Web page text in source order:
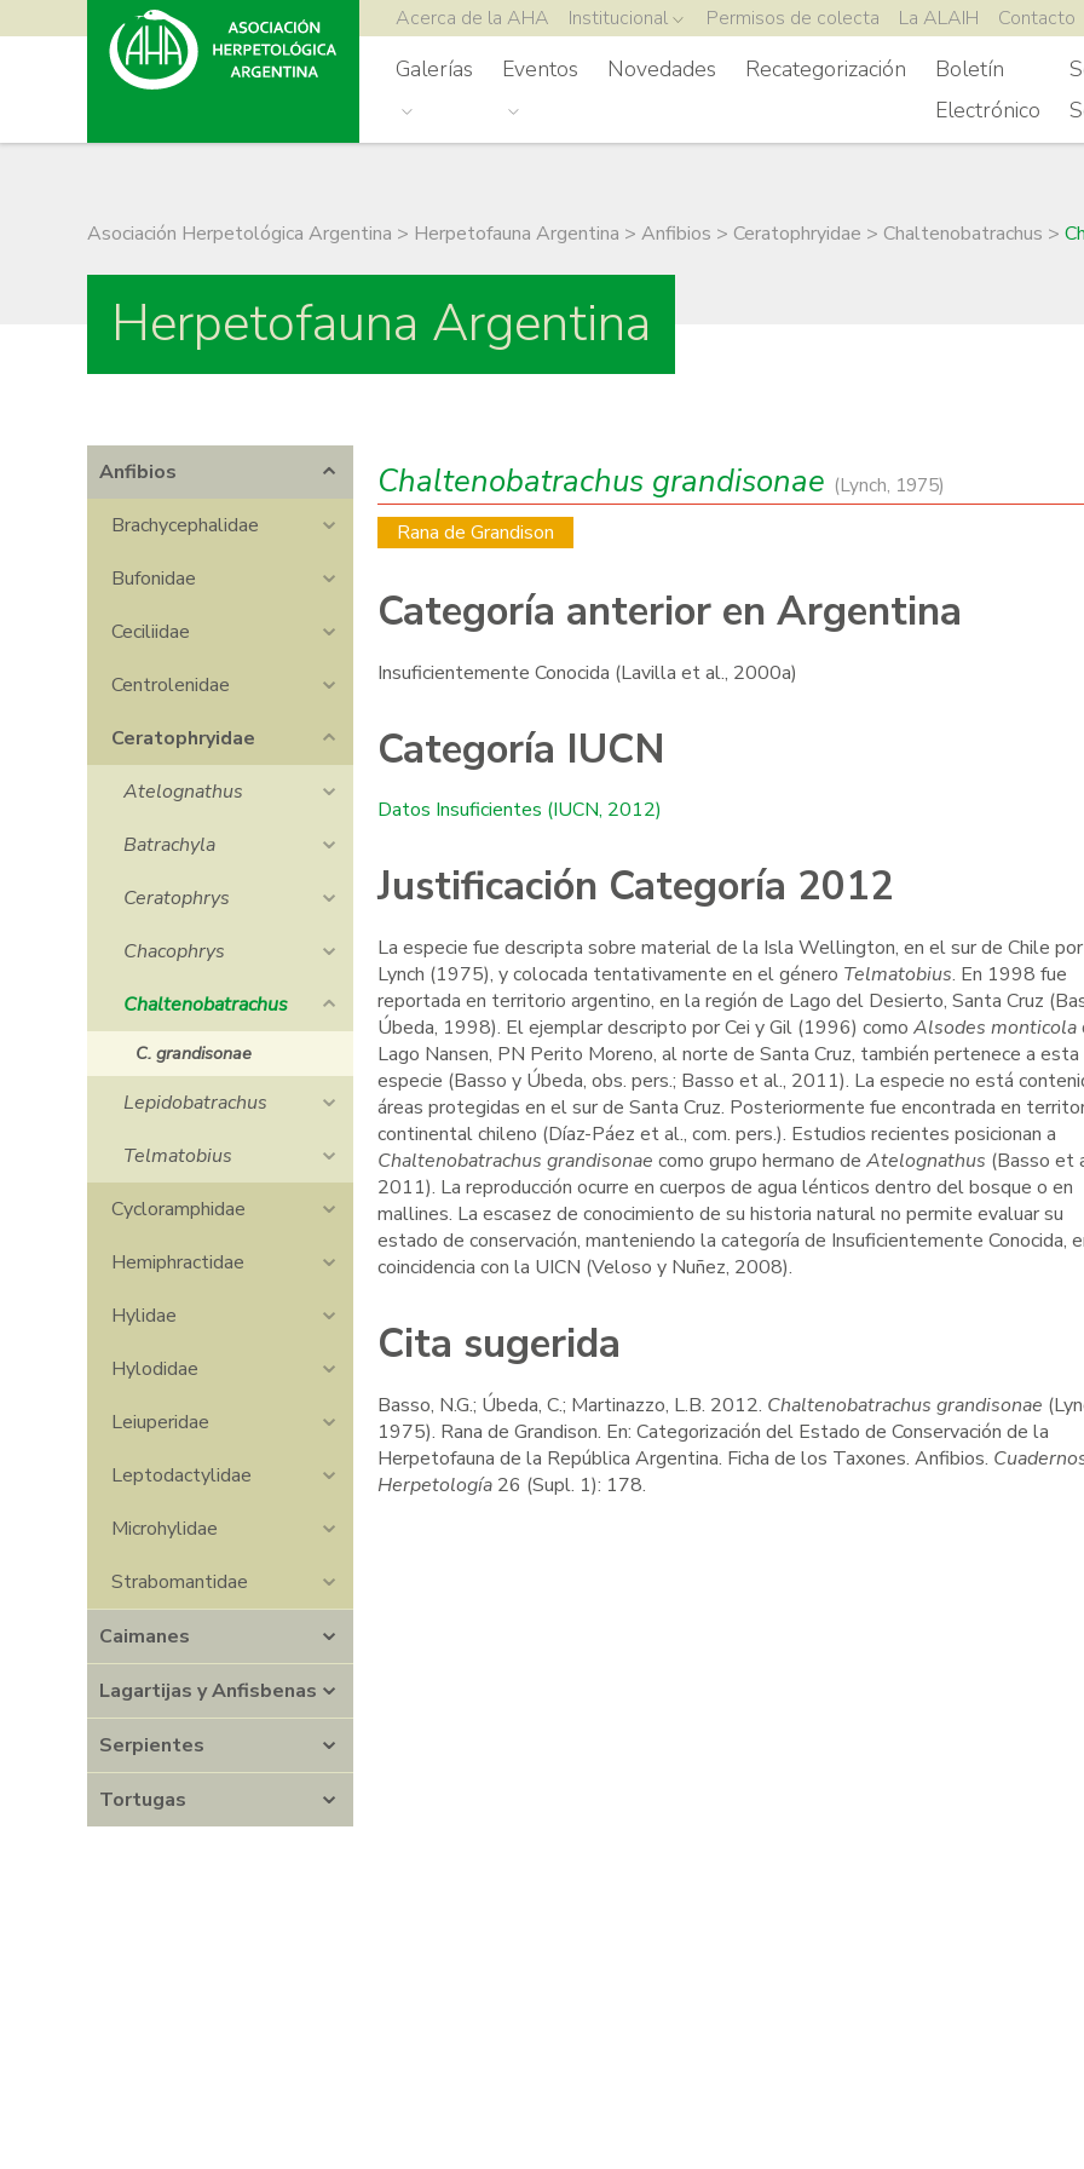
Acerca de la AHA Institucional Permisos de colecta La ALAIH Contacto
Galerías Eventos Novedades Recategorización
Boletín
Electrónico
Asociación Herpetológica Argentina > Herpetofauna Argentina > Anfibios > Ceratophryidae > Chaltenobatrachus >
Herpetofauna Argentina
Anfibios
Brachycephalidae
Bufonidae
Ceciliidae
Centrolenidae
Ceratophryidae
Atelognathus
Batrachyla
Ceratophrys
Chacophrys
Chaltenobatrachus
C. grandisonae
Lepidobatrachus
Telmatobius
Cycloramphidae
Hemiphractidae
Hylidae
Hylodidae
Leiuperidae
Leptodactylidae
Microhylidae
Strabomantidae
Caimanes
Lagartijas y Anfisbenas
Serpientes
Tortugas
Chaltenobatrachus grandisonae (Lynch, 1975)
Rana de Grandison
Categoría anterior en Argentina
Insuficientemente Conocida (Lavilla et al., 2000a)
Categoría IUCN
Datos Insuficientes (IUCN, 2012)
Justificación Categoría 2012
La especie fue descripta sobre material de la Isla Wellington, en el sur de Chile por
Lynch (1975), y colocada tentativamente en el género Telmatobius. En 1998 fue
reportada en territorio argentino, en la región de Lago del Desierto, Santa Cruz
Úbeda, 1998). El ejemplar descripto por Cei y Gil (1996) como Alsodes monticola
Lago Nansen, PN Perito Moreno, al norte de Santa Cruz, también pertenece a esta
especie (Basso y Úbeda, obs. pers.; Basso et al., 2011). La especie no está
áreas protegidas en el sur de Santa Cruz. Posteriormente fue encontrada en
continental chileno (Díaz-Páez et al., com. pers.). Estudios recientes posicionan a
Chaltenobatrachus grandisonae como grupo hermano de Atelognathus (Basso et
2011). La reproducción ocurre en cuerpos de agua lénticos dentro del bosque o en
mallines. La escasez de conocimiento de su historia natural no permite evaluar su
estado de conservación, manteniendo la categoría de Insuficientemente Conocida,
coincidencia con la UICN (Veloso y Nuñez, 2008).
Cita sugerida
Basso, N.G.; Úbeda, C.; Martinazzo, L.B. 2012. Chaltenobatrachus grandisonae
1975). Rana de Grandison. En: Categorización del Estado de Conservación de la
Herpetofauna de la República Argentina. Ficha de los Taxones. Anfibios.
Herpetología 26 (Supl. 1): 178.
Phyllomedusa sauvagii Lepidobatrachus llanensis Liolaemus